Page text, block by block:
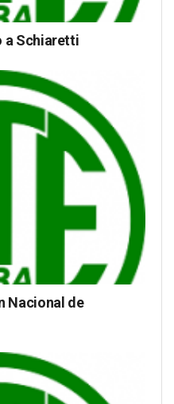
a Schiaretti
Nacional de